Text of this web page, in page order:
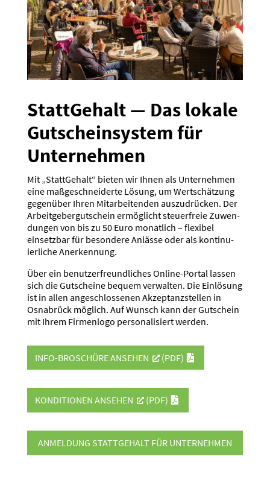
Statt­Gehalt — Das lokale
Gutschein­system für
Unter­nehmen
Mit „Statt­Gehalt“ bieten wir Ihnen als Unter­nehmen
eine maßge­schnei­derte Lösung, um Wertschätzung
gegenüber Ihren Mitar­bei­tenden auszu­drücken. Der
Arbeit­ge­ber­gut­schein ermög­licht steuer­freie Zuwen­
dungen von bis zu 50 Euro monatlich – flexibel
einsetzbar für besondere Anlässe oder als konti­nu­
ier­liche Anerkennung.
Über ein benut­zer­freund­liches Online-Portal lassen
sich die Gutscheine bequem verwalten. Die Einlösung
ist in allen angeschlos­senen Akzep­tanz­stellen in
Osnabrück möglich. Auf Wunsch kann der Gutschein
mit Ihrem Firmenlogo perso­na­li­siert werden.
INFO-BROSCHÜRE ANSEHEN (PDF)
KONDI­TIONEN ANSEHEN (PDF)
ANMELDUNG STATT­GEHALT FÜR UNTER­NEHMEN